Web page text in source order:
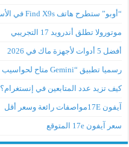
“أوبو” ستطرح هاتف Find X9s في الأسواق العالمية
موتورولا تطلق أندرويد 17 التجريبي
أفضل 5 أدوات لأجهزة ماك في 2026
رسميا تطبيق “Gemini متاح لحواسيب “ماك”
كيف تزيد عدد المتابعين في إنستغرام؟
آيفون 17Eمواصفات رائعة وسعر أقل
سعر آيفون 17e المتوقع